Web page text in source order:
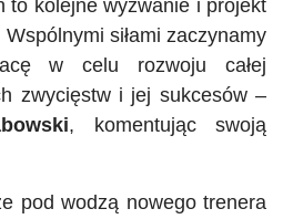
to kolejne wyzwanie i projekt
siłami zaczynamy
w celu rozwoju całej
zwycięstw i jej sukcesów –
, komentując swoją
pod wodzą nowego trenera